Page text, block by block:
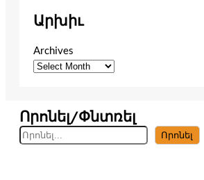
Արխիւ
Archives
Որոնել/Փնտռել
S
e
Որոնել